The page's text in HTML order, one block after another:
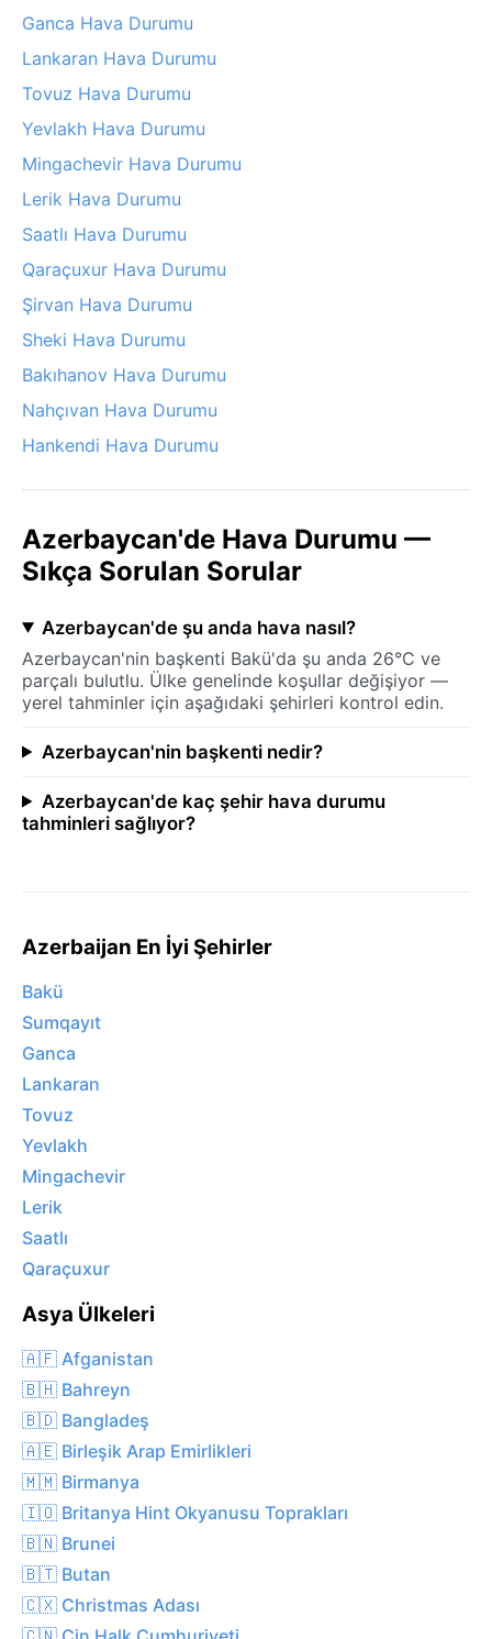
Ganca Hava Durumu
Lankaran Hava Durumu
Tovuz Hava Durumu
Yevlakh Hava Durumu
Mingachevir Hava Durumu
Lerik Hava Durumu
Saatlı Hava Durumu
Qaraçuxur Hava Durumu
Şirvan Hava Durumu
Sheki Hava Durumu
Bakıhanov Hava Durumu
Nahçıvan Hava Durumu
Hankendi Hava Durumu
Azerbaycan'de Hava Durumu —
Sıkça Sorulan Sorular
Azerbaycan'de şu anda hava nasıl?
Azerbaycan'nin başkenti Bakü'da şu anda 26°C ve
parçalı bulutlu. Ülke genelinde koşullar değişiyor —
yerel tahminler için aşağıdaki şehirleri kontrol edin.
Azerbaycan'nin başkenti nedir?
Azerbaycan'de kaç şehir hava durumu
tahminleri sağlıyor?
Azerbaijan En İyi Şehirler
Bakü
Sumqayıt
Ganca
Lankaran
Tovuz
Yevlakh
Mingachevir
Lerik
Saatlı
Qaraçuxur
Asya Ülkeleri
🇦🇫 Afganistan
🇧🇭 Bahreyn
🇧🇩 Bangladeş
🇦🇪 Birleşik Arap Emirlikleri
🇲🇲 Birmanya
🇮🇴 Britanya Hint Okyanusu Toprakları
🇧🇳 Brunei
🇧🇹 Butan
🇨🇽 Christmas Adası